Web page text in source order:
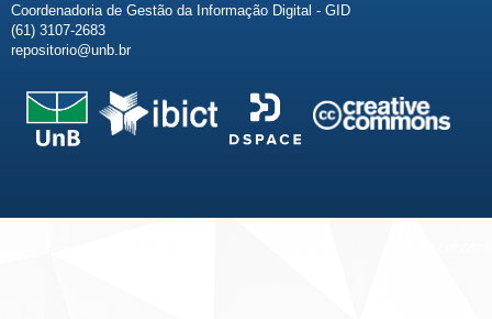
Coordenadoria de Gestão da Informação Digital - GID
(61) 3107-2683
repositorio@unb.br